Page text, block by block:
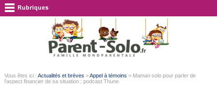
Vous êtes ici : Actualités et brèves >Appel à témoins > Maman solo pour parler de
l'aspect financier de sa situation : podcast Thune